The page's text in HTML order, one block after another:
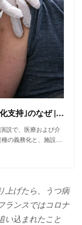
強制を嫌う仏国民が｢ワクチン義務化支持｣のなぜ | ヨーロッパ
説で、医療および介
種の義務化と、施設…
上げたら、うつ病
ランスではコロナ
い込まれたこと